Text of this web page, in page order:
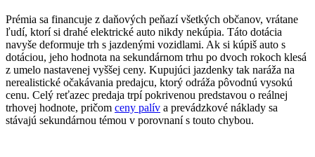
Prémia sa financuje z daňových peňazí všetkých občanov, vrátane
ľudí, ktorí si drahé elektrické auto nikdy nekúpia. Táto dotácia
navyše deformuje trh s jazdenými vozidlami. Ak si kúpiš auto s
dotáciou, jeho hodnota na sekundárnom trhu po dvoch rokoch klesá
z umelo nastavenej vyššej ceny. Kupujúci jazdenky tak naráža na
nerealistické očakávania predajcu, ktorý odráža pôvodnú vysokú
cenu. Celý reťazec predaja trpí pokrivenou predstavou o reálnej
trhovej hodnote, pričom ceny palív a prevádzkové náklady sa
stávajú sekundárnou témou v porovnaní s touto chybou.